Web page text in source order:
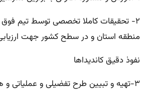
۲- تحقیقات کاملا تخصصی توسط تیم
منطقه استان و در سطح کشور جهت
نفوذ دقیق کاندیداها
۳-تهیه و تبیین طرح تفضیلی و عملیاتی